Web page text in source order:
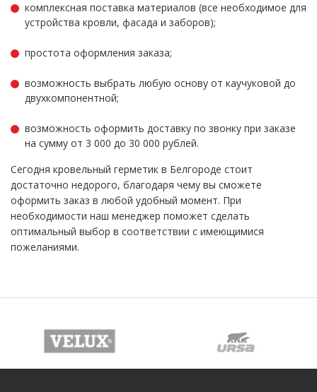
комплексная поставка материалов (все необходимое для
устройства кровли, фасада и заборов);
простота оформления заказа;
возможность выбрать любую основу от каучуковой до
двухкомпонентной;
возможность оформить доставку по звонку при заказе
на сумму от 3 000 до 30 000 рублей.
Сегодня кровельный герметик в Белгороде стоит
достаточно недорого, благодаря чему вы сможете
оформить заказ в любой удобный момент. При
необходимости наш менеджер поможет сделать
оптимальный выбор в соответствии с имеющимися
пожеланиями.